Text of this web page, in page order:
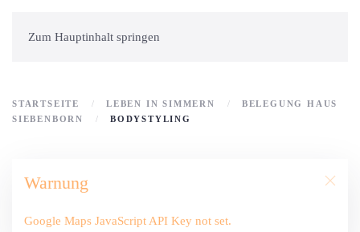
Zum Hauptinhalt springen
STARTSEITE LEBEN IN SIMMERN
BELEGUNG HAUS
SIEBENBORN
BODYSTYLING
Warnung
Google Maps JavaScript API Key not set.